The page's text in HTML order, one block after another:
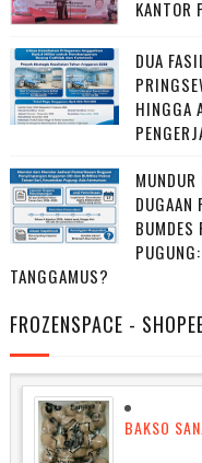
KANTOR
DUA
HINGGA
DUGAAN
BUMDES
TANGGAMUS?
FROZENSPACE -
BAKSO